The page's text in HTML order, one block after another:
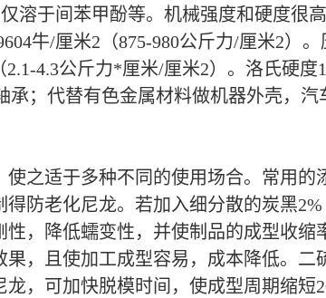
溶于间苯甲酚等。机械强度和硬度很
牛/厘米2（875-980公斤力/厘米2）
4.3公斤力*厘米/厘米2）。洛氏硬度
承；代替有色金属材料做机器外壳，汽
之适于多种不同的使用场合。常用的
防老化尼龙。若加入细分散的炭黑2%
，降低蠕变性，并使制品的成型收缩
，且使加工成型容易，成本降低。二
，可加快脱模时间，使成型周期缩短